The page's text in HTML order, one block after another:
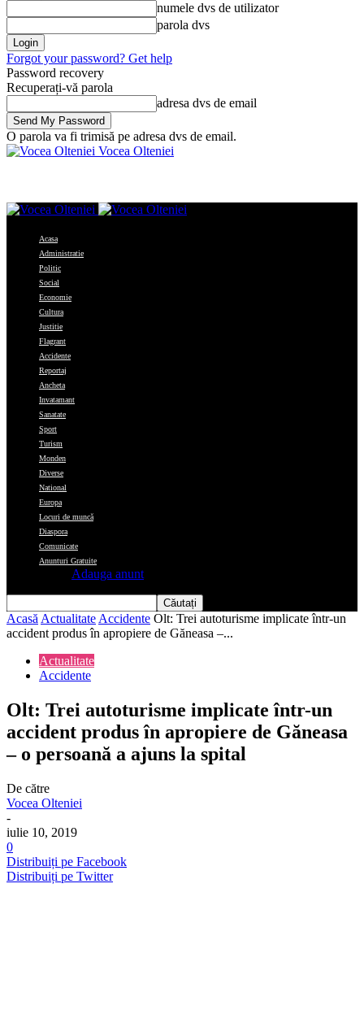
numele dvs de utilizator
parola dvs
Forgot your password? Get help
Password recovery
Recuperați-vă parola
adresa dvs de email
O parola va fi trimisă pe adresa dvs de email.
Vocea Olteniei
Acasa
Administratie
Politic
Social
Economie
Cultura
Justitie
Flagrant
Accidente
Reportaj
Ancheta
Invatamant
Sanatate
Sport
Turism
Monden
Diverse
National
Europa
Locuri de muncă
Diaspora
Comunicate
Anunturi Gratuite
Adauga anunt
Acasă Actualitate Accidente Olt: Trei autoturisme implicate într-un
accident produs în apropiere de Găneasa –...
Actualitate
Accidente
Olt: Trei autoturisme implicate într-un
accident produs în apropiere de Găneasa
– o persoană a ajuns la spital
De către
Vocea Olteniei
-
iulie 10, 2019
0
Distribuiți pe Facebook
Distribuiți pe Twitter